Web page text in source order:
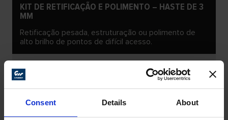
Consent Details About
KIT DE RETIFICAÇÃO E POLIMENTO – HASTE DE 3
MM
Retificação pesada, estruturação ou polimento de
alto brilho de pontos de difícil acesso.